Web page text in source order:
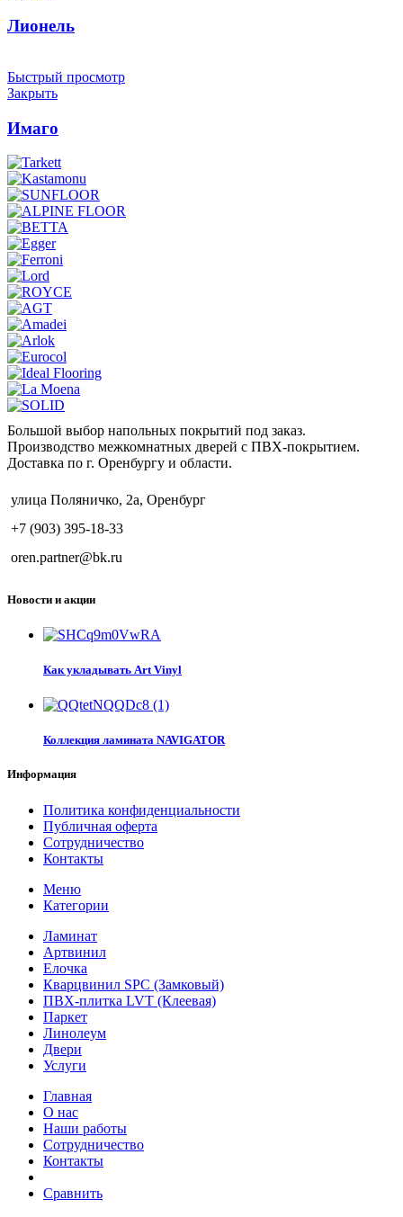
Лионель
Быстрый просмотр
Закрыть
Имаго
Большой выбор напольных покрытий под заказ.
Производство межкомнатных дверей с ПВХ-покрытием.
Доставка по г. Оренбургу и области.
улица Поляничко, 2а, Оренбург
+7 (903) 395-18-33
oren.partner@bk.ru
Новости и акции
Как укладывать Art Vinyl
Коллекция ламината NAVIGATOR
Информация
Политика конфиденциальности
Публичная оферта
Сотрудничество
Контакты
Меню
Категории
Ламинат
Артвинил
Елочка
Кварцвинил SPC (Замковый)
ПВХ-плитка LVT (Клеевая)
Паркет
Линолеум
Двери
Услуги
Главная
О нас
Наши работы
Сотрудничество
Контакты
Сравнить